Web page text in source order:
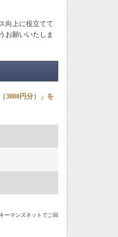
向上に役立てて
お願いいたしま
3000円分）」を
ーマンズネットでご回